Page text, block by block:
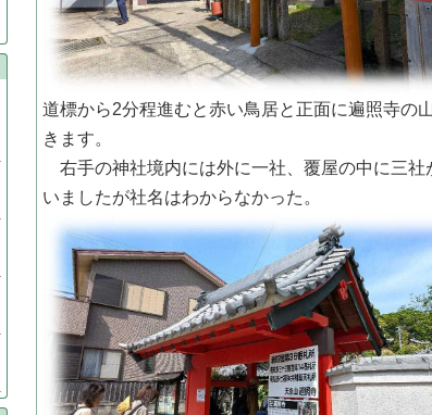
道標から2分程進むと赤い鳥居と正面に遍照寺の
きます。
右手の神社境内には外に一社、覆屋の中に三社
いましたが社名はわからなかった。